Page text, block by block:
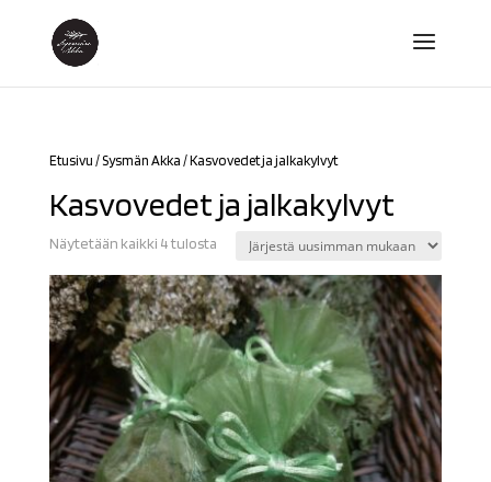
Etusivu /Sysmän Akka / Kasvovedet ja jalkakylvyt
Kasvovedet ja jalkakylvyt
Näytetään kaikki 4 tulostaSorted
latest